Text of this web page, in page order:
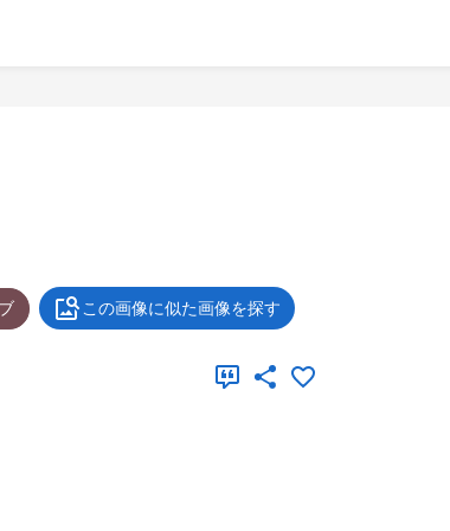
この画像に似た画像を探す